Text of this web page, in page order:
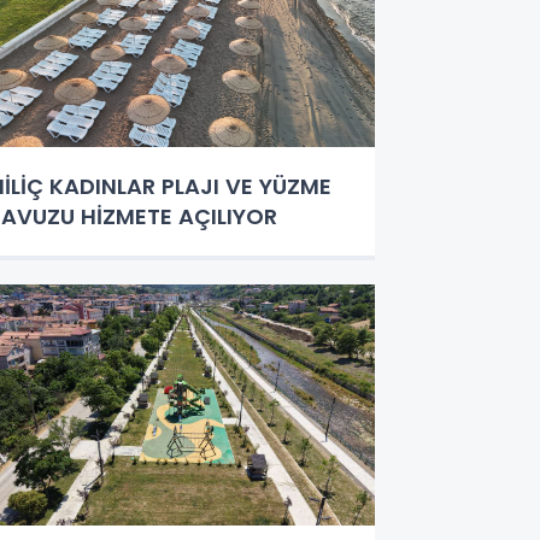
KADINLAR PLAJI VE YÜZME
HİZMETE AÇILIYOR